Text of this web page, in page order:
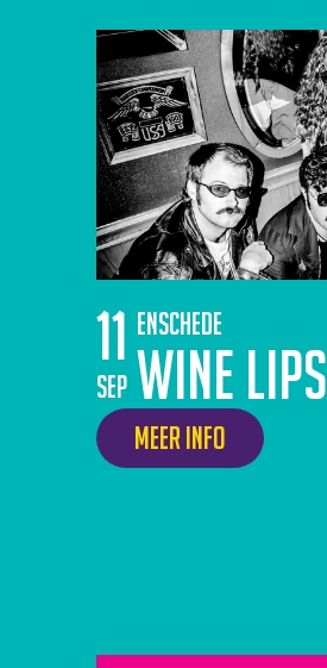
11
sep
Enschede
Wine Lips
Meer info